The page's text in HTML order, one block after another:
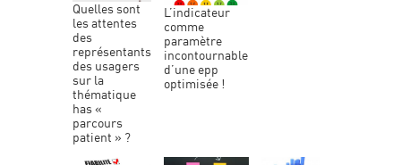
quelles sont
les attentes
des
représentants
des usagers
sur la
thématique
has «
parcours
patient » ?
l’indicateur
comme
paramètre
incontournable
d’une epp
optimisée !